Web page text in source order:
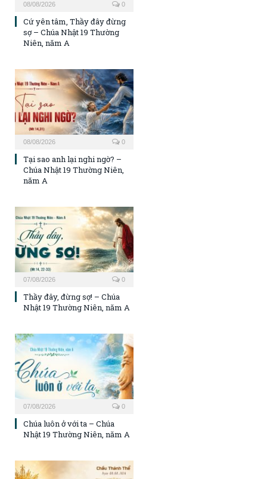
08/08/2026 0
Cứ yên tâm, Thầy đây đừng
sợ – Chúa Nhật 19 Thường
Niên, năm A
08/08/2026 0
Tại sao anh lại nghi ngờ? –
Chúa Nhật 19 Thường Niên,
năm A
07/08/2026 0
Thầy đây, đừng sợ! – Chúa
Nhật 19 Thường Niên, năm A
07/08/2026 0
Chúa luôn ở với ta – Chúa
Nhật 19 Thường Niên, năm A